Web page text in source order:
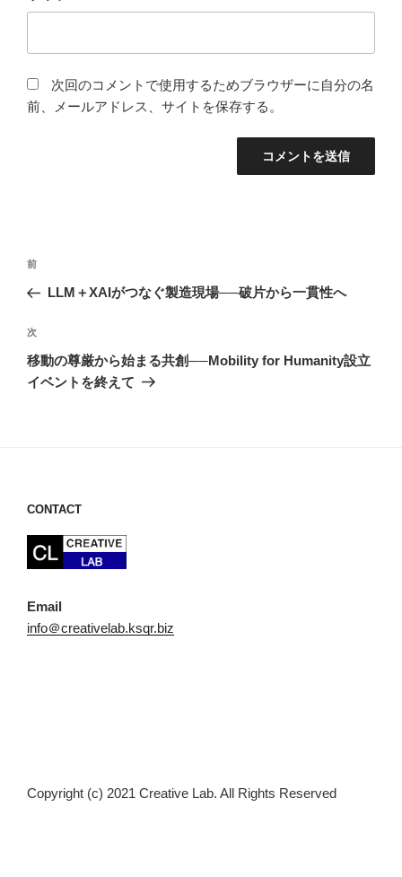
次回のコメントで使用するためブラウザーに自分の名
前、メールアドレス、サイトを保存する。
投
ナ
ビ
ゲ
ー
前
の
稿
前
LLM＋XAIがつなぐ製造現場──破片から一貫性へ
次
の
投
次
移動の尊厳から始まる共創──Mobility for Humanity設立
イベントを終えて
CONTACT
Email
info＠creativelab.ksqr.biz
Copyright (c) 2021 Creative Lab. All Rights Reserved